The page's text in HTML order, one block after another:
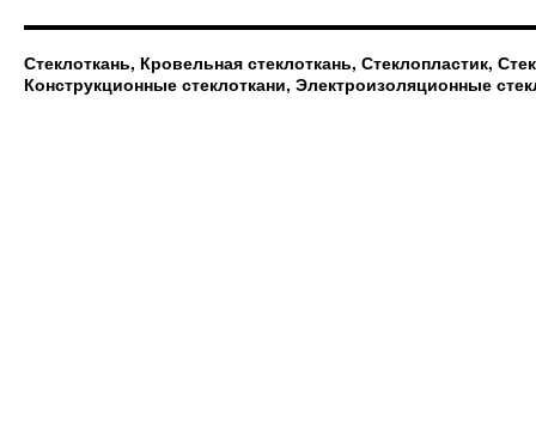
Стеклоткань, Кровельная стеклоткань, Стеклопластик,
Конструкционные стеклоткани, Электроизоляционные